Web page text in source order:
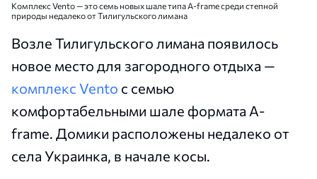
Комплекс Vento — это семь новых шале типа A-frame среди степной
природы недалеко от Тилигульского лимана
Возле Тилигульского лимана появилось
новое место для загородного отдыха —
комплекс Vento с семью
комфортабельными шале формата A-
frame. Домики расположены недалеко от
села Украинка, в начале косы.